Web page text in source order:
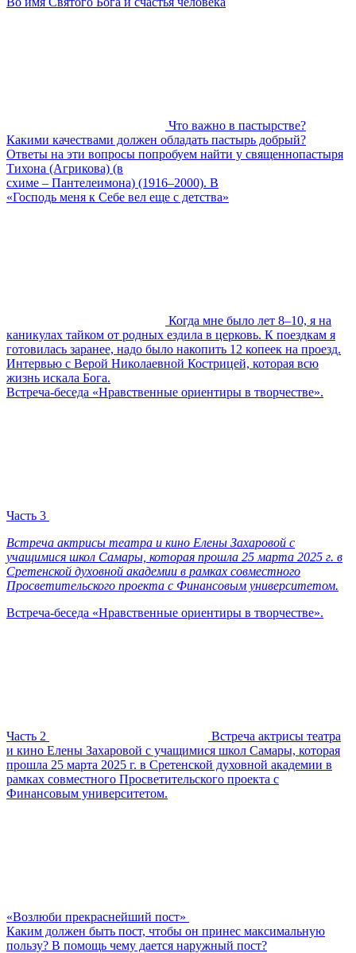
Что важно в пастырстве?
Какими качествами должен обладать пастырь добрый?
Ответы на эти вопросы попробуем найти у священнопастыря
Тихона (Агрикова) (в
схиме – Пантелеимона) (1916–2000). В
«Господь меня к Себе вел еще с детства»
Когда мне было лет 8–10, я на
каникулах тайком от родных ездила в церковь. К поездкам я
готовилась заранее, надо было накопить 12 копеек на проезд.
Интервью с Верой Николаевной Кострицей, которая всю
жизнь искала Бога.
Встреча-беседа «Нравственные ориентиры в творчестве».
Часть 3
Встреча актрисы театра и кино Елены Захаровой с
учащимися школ Самары, которая прошла 25 марта 2025 г. в
Сретенской духовной академии в рамках совместного
Просветительского проекта с Финансовым университетом.
Встреча-беседа «Нравственные ориентиры в творчестве».
Часть 2
Встреча актрисы театра
и кино Елены Захаровой с учащимися школ Самары, которая
прошла 25 марта 2025 г. в Сретенской духовной академии в
рамках совместного Просветительского проекта с
Финансовым университетом.
«Возлюби прекраснейший пост»
Каким должен быть пост, чтобы он принес максимальную
пользу? В помощь чему дается наружный пост?